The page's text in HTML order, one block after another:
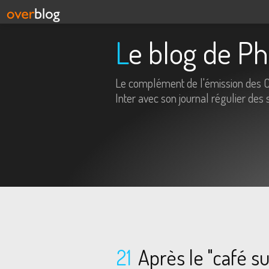
Le blog de
Le complément de l'émission des
Inter avec son journal régulier des
21 Après le "café